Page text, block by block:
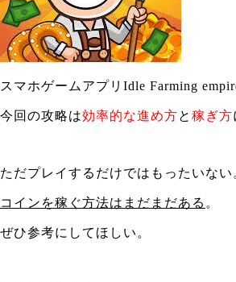
スマホゲームアプリIdle Farming
今回の攻略は効率的な進め方と 稼ぎ方
ただプレイするだけではもったいない
コインを稼ぐ方法はまだまだある 。
ぜひ参考にしてほしい。